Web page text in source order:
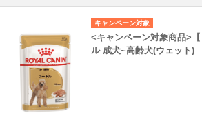
キャンペーン対象
<キャンペーン対象商品>
ル 成犬~高齢犬(ウェット)